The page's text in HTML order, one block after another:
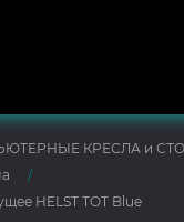
КРЕСЛА и
HELST TOT Blue